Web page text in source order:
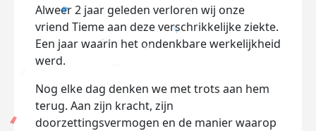
Alweer 2 jaar geleden verloren wij onze
vriend Tieme aan deze verschrikkelijke ziekte.
Een jaar waarin het ondenkbare werkelijkheid
werd.
Nog elke dag denken we met trots aan hem
terug. Aan zijn kracht, zijn
doorzettingsvermogen en de manier waarop